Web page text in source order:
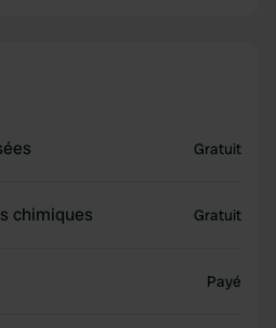
Gratuit
chimiques Gratuit
Payé